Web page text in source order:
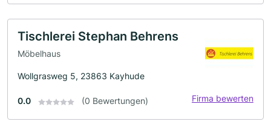
Tischlerei Stephan Behrens
Möbelhaus
Wollgrasweg 5, 23863 Kayhude
0.0 (0 Bewertungen) Firma bewerten